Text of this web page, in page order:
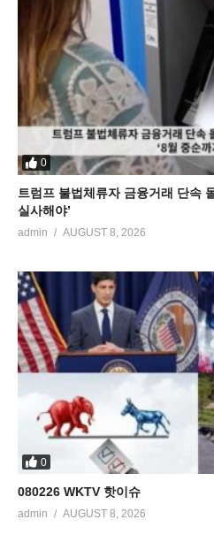
0
트럼프 불법체류자 금융거래 단속
실사해야’
admin AUGUST 8, 2026
0
080226 WKTV 핫이슈
admin AUGUST 8, 2026